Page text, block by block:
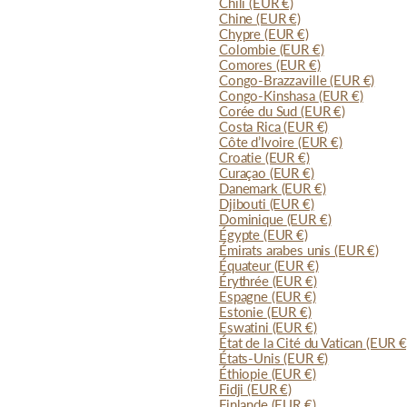
Chine(EUR €)
Chypre (EUR €)
Colombie (EUR €)
Comores (EUR €)
Congo-Brazzaville(EUR €)
Congo-Kinshasa (EUR €)
Corée du Sud(EUR €)
Costa Rica(EUR €)
Côte d’Ivoire (EUR €)
Croatie (EUR €)
Curaçao (EUR €)
Danemark (EUR €)
Djibouti (EUR €)
Dominique (EUR €)
Égypte (EUR €)
Émirats arabes unis (EUR €)
Équateur(EUR €)
Érythrée (EUR €)
Espagne (EUR €)
Estonie (EUR €)
Eswatini (EUR €)
État de la Cité du Vatican (EUR
États-Unis(EUR €)
Éthiopie (EUR €)
Fidji(EUR €)